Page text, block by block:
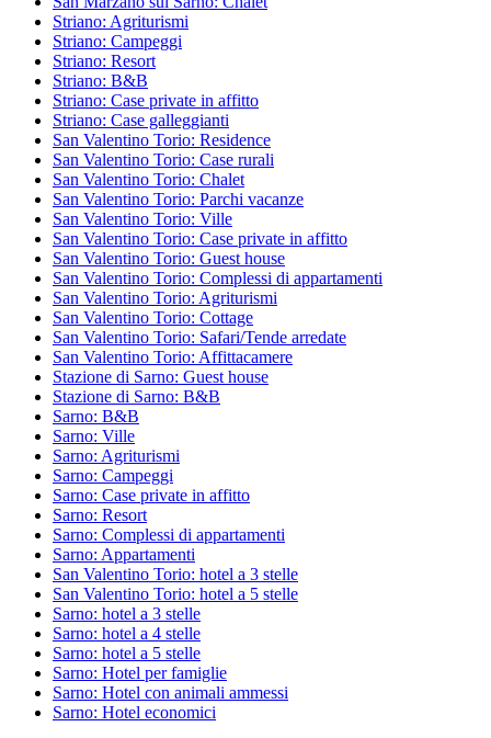
Striano: Agriturismi
Striano: Campeggi
Striano: Resort
Striano: B&B
Striano: Case private in affitto
Striano: Case galleggianti
San Valentino Torio: Residence
San Valentino Torio: Case rurali
San Valentino Torio: Chalet
San Valentino Torio: Parchi vacanze
San Valentino Torio: Ville
San Valentino Torio: Case private in affitto
San Valentino Torio: Guest house
San Valentino Torio: Complessi di appartamenti
San Valentino Torio: Agriturismi
San Valentino Torio: Cottage
San Valentino Torio: Safari/Tende arredate
San Valentino Torio: Affittacamere
Stazione di Sarno: Guest house
Stazione di Sarno: B&B
Sarno: B&B
Sarno: Ville
Sarno: Agriturismi
Sarno: Campeggi
Sarno: Case private in affitto
Sarno: Resort
Sarno: Complessi di appartamenti
Sarno: Appartamenti
San Valentino Torio: hotel a 3 stelle
San Valentino Torio: hotel a 5 stelle
Sarno: hotel a 3 stelle
Sarno: hotel a 4 stelle
Sarno: hotel a 5 stelle
Sarno: Hotel per famiglie
Sarno: Hotel con animali ammessi
Sarno: Hotel economici